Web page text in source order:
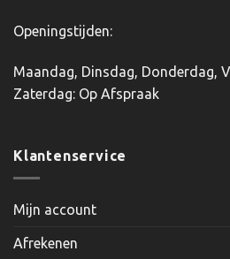
Openingstijden:
Maandag, Dinsdag, Donderdag,
Zaterdag: Op Afspraak
Klantenservice
Mijn account
Afrekenen